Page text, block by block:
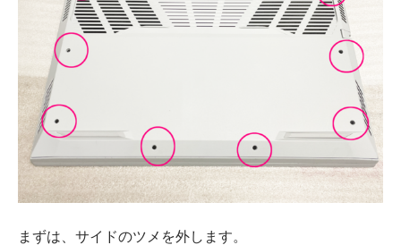
まずは、サイドのツメを外します。